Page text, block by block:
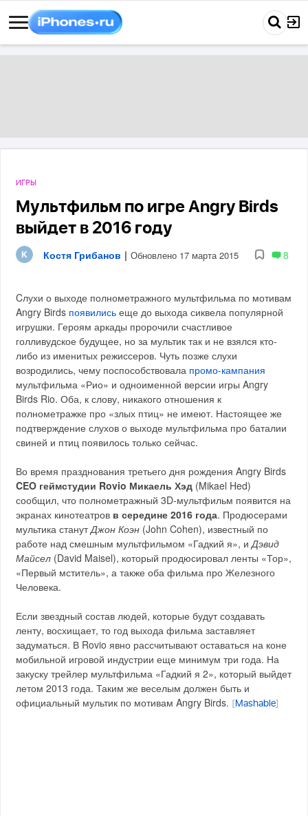
ИГРЫ
Мультфильм по игре Angry Birds
выйдет в 2016 году
Костя Грибанов | Обновлено 17 марта 2015 8
Cлухи о выходе полнометражного мультфильма по мотивам
Angry Birds появились еще до выхода сиквела популярной
игрушки. Героям аркады пророчили счастливое
голливудское будущее, но за мультик так и не взялся кто-
либо из именитых режиссеров. Чуть позже слухи
возродились, чему поспособствовала промо-кампания
мультфильма «Рио» и одноименной версии игры Angry
Birds Rio. Оба, к слову, никакого отношения к
полнометражке про «злых птиц» не имеют. Настоящее же
подтверждение слухов о выходе мультфильма про баталии
свиней и птиц появилось только сейчас.
Во время празднования третьего дня рождения Angry Birds
CEO геймстудии Rovio Микаель Хэд (Mikael Hed)
сообщил, что полнометражный 3D-мультфильм появится на
экранах кинотеатров в середине 2016 года. Продюсерами
мультика станутДжон Коэн (John Cohen), известный по
работе над смешным мультфильмом «Гадкий я», иДэвид
Майсел (David Maisel), который продюсировал ленты «Тор»,
«Первый мститель», а также оба фильма про Железного
Человека.
Если звездный состав людей, которые будут создавать
ленту, восхищает, то год выхода фильма заставляет
задуматься. В Rovio явно рассчитывают оставаться на коне
мобильной игровой индустрии еще минимум три года. На
закуску трейлер мультфильма «Гадкий я 2», который выйдет
летом 2013 года. Таким же веселым должен быть и
официальный мультик по мотивам Angry Birds. [Mashable]